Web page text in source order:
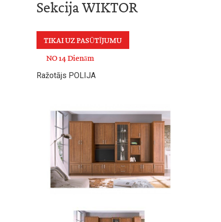
Sekcija WIKTOR
TIKAI UZ PASŪTĪJUMU
NO 14 Dienām
Ražotājs POLIJA